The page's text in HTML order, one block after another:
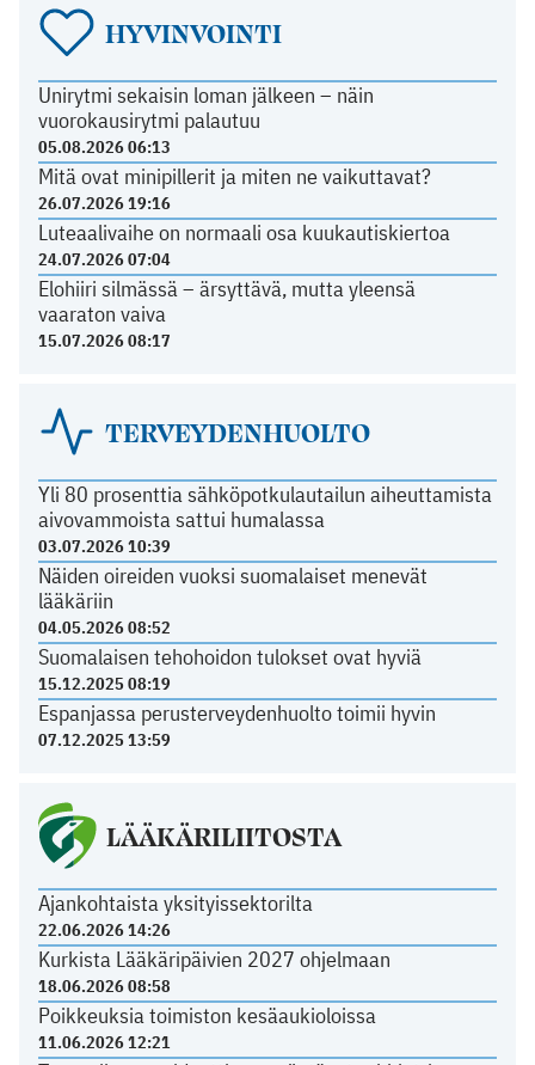
HYVINVOINTI
Unirytmi sekaisin loman jälkeen – näin
vuorokausirytmi palautuu
05.08.2026 06:13
Mitä ovat minipillerit ja miten ne vaikuttavat?
26.07.2026 19:16
Luteaalivaihe on normaali osa kuukautiskiertoa
24.07.2026 07:04
Elohiiri silmässä – ärsyttävä, mutta yleensä
vaaraton vaiva
15.07.2026 08:17
TERVEYDENHUOLTO
Yli 80 prosenttia sähköpotkulautailun aiheuttamista
aivovammoista sattui humalassa
03.07.2026 10:39
Näiden oireiden vuoksi suomalaiset menevät
lääkäriin
04.05.2026 08:52
Suomalaisen tehohoidon tulokset ovat hyviä
15.12.2025 08:19
Espanjassa perusterveydenhuolto toimii hyvin
07.12.2025 13:59
LÄÄKÄRILIITOSTA
Ajankohtaista yksityissektorilta
22.06.2026 14:26
Kurkista Lääkäripäivien 2027 ohjelmaan
18.06.2026 08:58
Poikkeuksia toimiston kesäaukioloissa
11.06.2026 12:21